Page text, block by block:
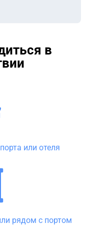
в
или отеля
рядом с портом